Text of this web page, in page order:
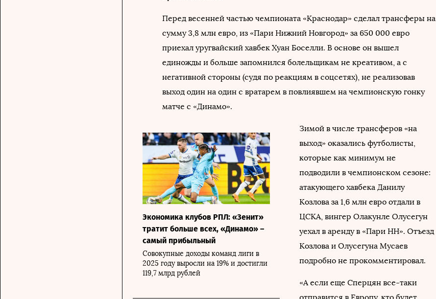
Перед весенней частью чемпионата «Краснодар» сделал трансферы на
сумму 3,8 млн евро, из «Пари Нижний Новгород» за 650 000 евро
приехал уругвайский хавбек Хуан Боселли. В основе он вышел
единожды и больше запомнился болельщикам не креативом, а с
негативной стороны (судя по реакциям в соцсетях), не реализовав
выход один на один с вратарем в повлиявшем на чемпионскую гонку
матче с «Динамо».
Экономика клубов РПЛ: «Зенит»
тратит больше всех, «Динамо» –
самый прибыльный
Совокупные доходы команд лиги в
2025 году выросли на 19% и достигли
119,7 млрд рублей
Зимой в числе трансферов «на
выход» оказались футболисты,
которые как минимум не
подводили в чемпионском сезоне:
атакующего хавбека Данилу
Козлова за 1,6 млн евро отдали в
ЦСКА, вингер Олакунле Олусегун
уехал в аренду в «Пари НН». Отъезд
Козлова и Олусегуна Мусаев
подробно не прокомментировал.
«А если еще Сперцян все-таки
отправится в Европу, кто будет